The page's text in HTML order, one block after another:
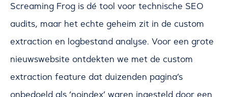
Screaming Frog is dé tool voor technische SEO
audits, maar het echte geheim zit in de custom
extraction en logbestand analyse. Voor een grote
nieuwswebsite ontdekten we met de custom
extraction feature dat duizenden pagina’s
onbedoeld als ‘noindex’ waren ingesteld door een